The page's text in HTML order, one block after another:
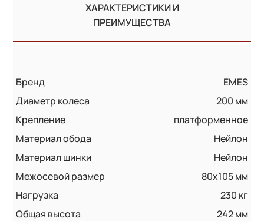
ХАРАКТЕРИСТИКИ И
ПРЕИМУЩЕСТВА
Бренд
EMES
Диаметр колеса
200 мм
Крепление
платформенное
Материал обода
Нейлон
Материал шинки
Нейлон
Межосевой размер
80x105 мм
Нагрузка
230 кг
Общая высота
242 мм